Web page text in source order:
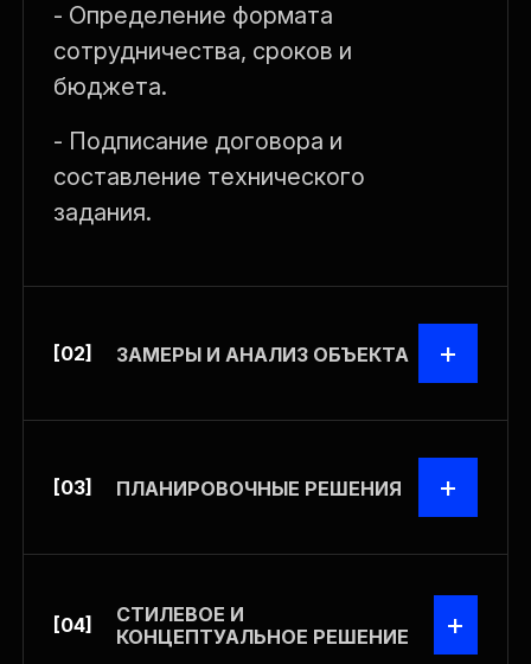
- Определение формата
сотрудничества, сроков и
бюджета.
- Подписание договора и
составление технического
задания.
[02] ЗАМЕРЫ И АНАЛИЗ ОБЪЕКТА +
[03] ПЛАНИРОВОЧНЫЕ РЕШЕНИЯ +
[04]
СТИЛЕВОЕ И
КОНЦЕПТУАЛЬНОЕ РЕШЕНИЕ
+